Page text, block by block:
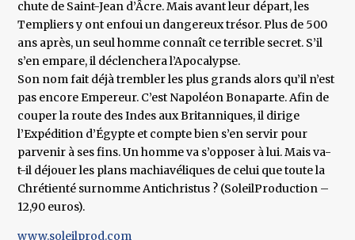
chute de Saint-Jean d’Âcre. Mais avant leur départ, les
Templiers y ont enfoui un dangereux trésor. Plus de 500
ans après, un seul homme connaît ce terrible secret. S’il
s’en empare, il déclenchera l’Apocalypse.
Son nom fait déjà trembler les plus grands alors qu’il n’est
pas encore Empereur. C’est Napoléon Bonaparte. Afin de
couper la route des Indes aux Britanniques, il dirige
l’Expédition d’Égypte et compte bien s’en servir pour
parvenir à ses fins. Un homme va s’opposer à lui. Mais va-
t-il déjouer les plans machiavéliques de celui que toute la
Chrétienté surnomme Antichristus ? (SoleilProduction –
12,90 euros).
www.soleilprod.com